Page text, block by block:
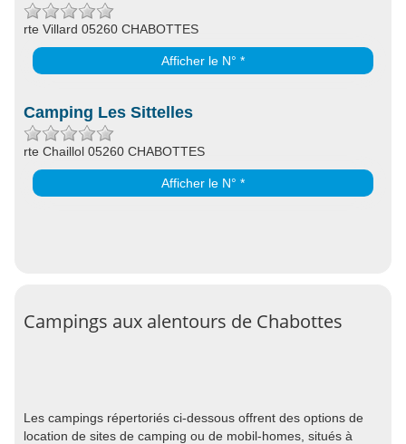
rte Villard 05260 CHABOTTES
Afficher le N° *
Camping Les Sittelles
rte Chaillol 05260 CHABOTTES
Afficher le N° *
Campings aux alentours de Chabottes
Les campings répertoriés ci-dessous offrent des options de
location de sites de camping ou de mobil-homes, situés à